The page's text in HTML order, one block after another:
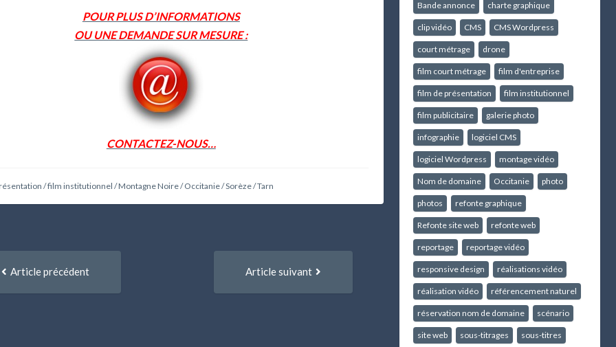
POUR PLUS D’INFORMATIONS
OU UNE DEMANDE SUR MESURE :
CONTACTEZ-NOUS…
/film institutionnel /Montagne Noire/Occitanie/Sorèze/Tarn
Article précédent
:
Article suivant
:
Bande annonce charte graphique
clip vidéo CMS CMS Wordpress
court métrage drone
film court métrage film d'entreprise
film de présentation film institutionnel
film publicitaire galerie photo
infographie logiciel CMS
logiciel Wordpress montage vidéo
Nom de domaine Occitanie photo
photos refonte graphique
Refonte site web refonte web
reportage reportage vidéo
responsive design réalisations vidéo
réalisation vidéo référencement naturel
réservation nom de domaine scénario
site web sous-titrages sous-titres